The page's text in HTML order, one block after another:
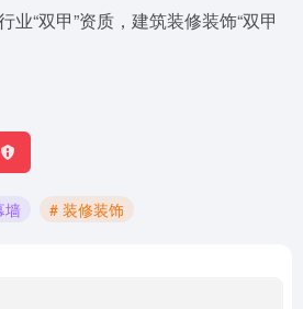
业“双甲”资质，建筑装修装饰“双甲
墙 # 装修装饰